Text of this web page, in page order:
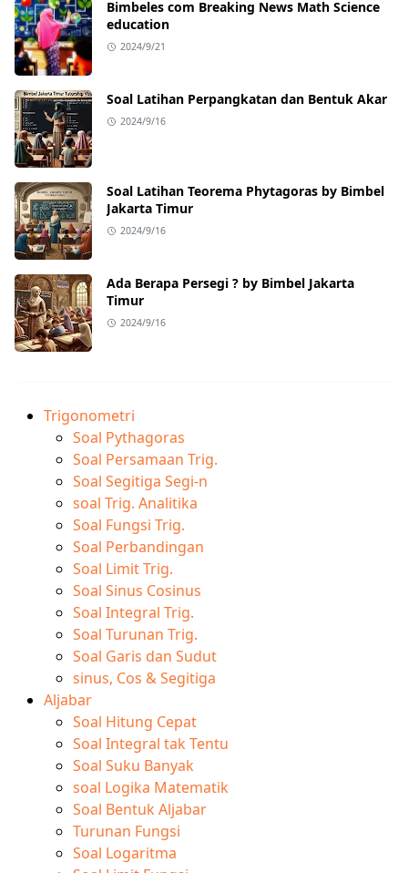
Bimbeles com Breaking News Math Science
education
2024/9/21
Soal Latihan Perpangkatan dan Bentuk Akar
2024/9/16
Soal Latihan Teorema Phytagoras by Bimbel
Jakarta Timur
2024/9/16
Ada Berapa Persegi ? by Bimbel Jakarta
Timur
2024/9/16
Trigonometri
Soal Pythagoras
Soal Persamaan Trig.
Soal Segitiga Segi-n
soal Trig. Analitika
Soal Fungsi Trig.
Soal Perbandingan
Soal Limit Trig.
Soal Sinus Cosinus
Soal Integral Trig.
Soal Turunan Trig.
Soal Garis dan Sudut
sinus, Cos & Segitiga
Aljabar
Soal Hitung Cepat
Soal Integral tak Tentu
Soal Suku Banyak
soal Logika Matematik
Soal Bentuk Aljabar
Turunan Fungsi
Soal Logaritma